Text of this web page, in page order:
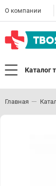
О компании
Каталог
Главная